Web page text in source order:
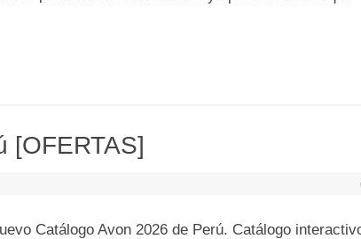
[OFERTAS]
Catálogo Avon 2026 de Perú. Catálogo